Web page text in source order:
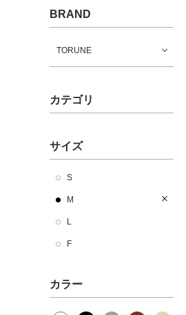
BRAND
TORUNE
カテゴリ
サイズ
S
M
L
F
カラー